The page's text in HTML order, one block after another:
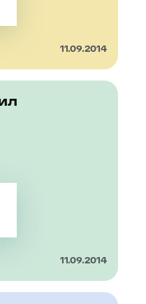
11.09.2014
11.09.2014